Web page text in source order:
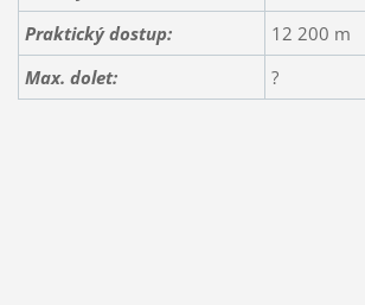
Praktický dostup:
12 200 m
Max. dolet:
?